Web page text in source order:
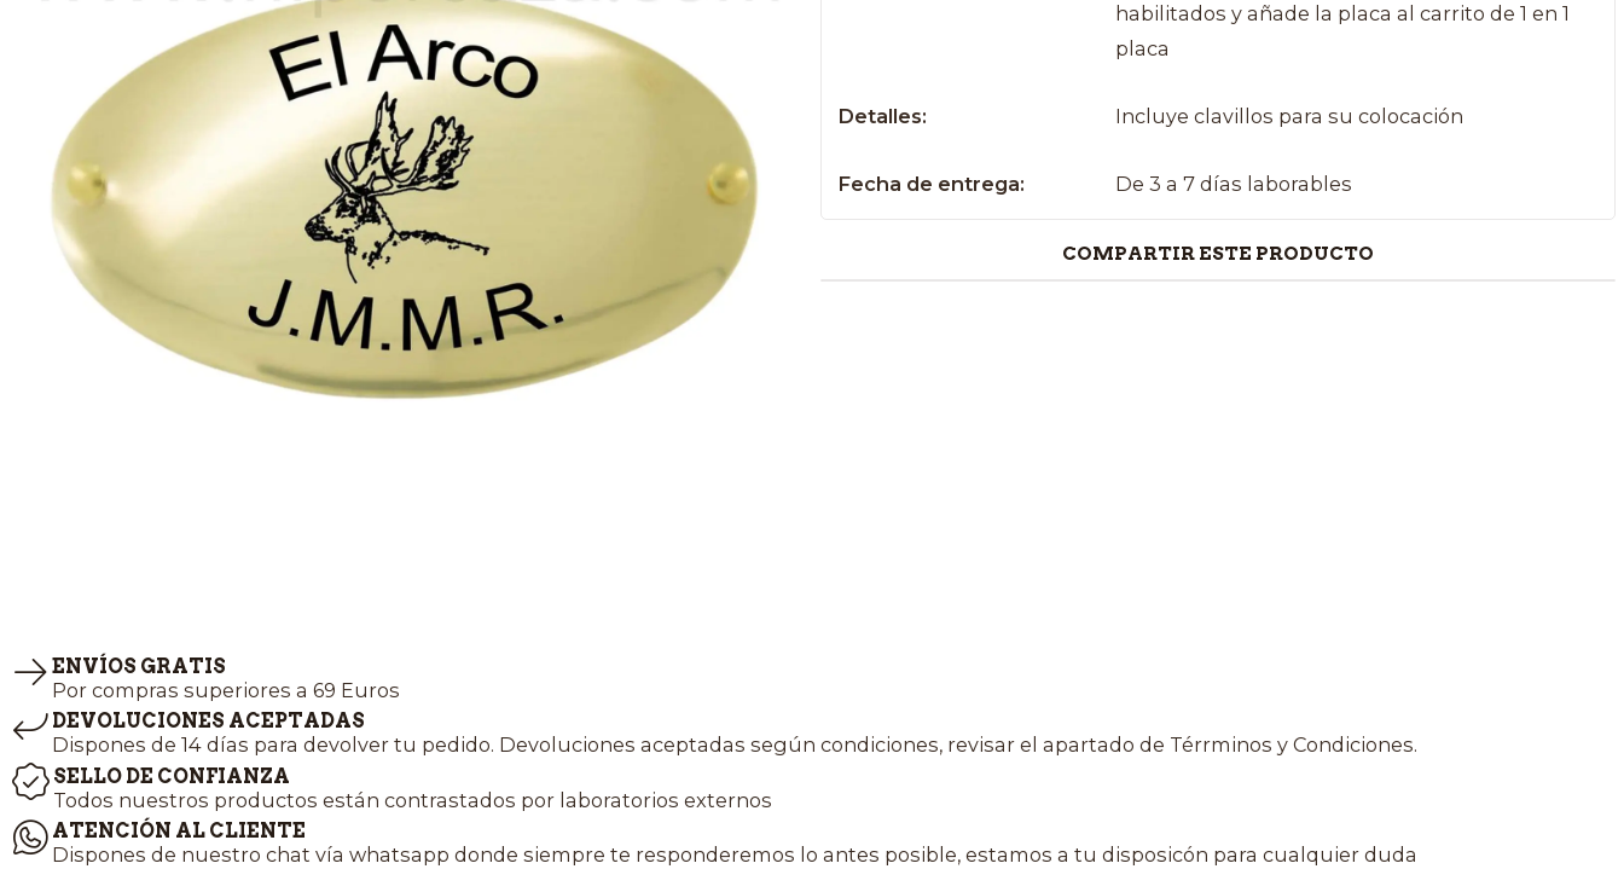
habilitados y añade la placa al carrito de 1 en 1
placa
Detalles: Incluye clavillos para su colocación
Fecha de entrega: De 3 a 7 días laborables
COMPARTIR ESTE PRODUCTO
ENVÍOS GRATIS
Por compras superiores a 69 Euros
DEVOLUCIONES ACEPTADAS
Dispones de 14 días para devolver tu pedido. Devoluciones aceptadas según condiciones, revisar el apartado de Térrminos y Condiciones.
SELLO DE CONFIANZA
Todos nuestros productos están contrastados por laboratorios externos
ATENCIÓN AL CLIENTE
Dispones de nuestro chat vía whatsapp donde siempre te responderemos lo antes posible, estamos a tu disposicón para cualquier duda